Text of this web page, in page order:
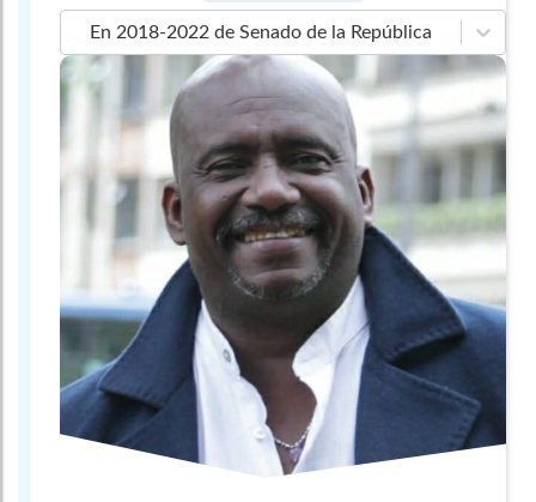
En 2018-2022 de Senado de la República